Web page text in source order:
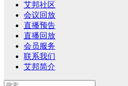
艾邦社区
会议回放
直播预告
直播回放
会员服务
联系我们
艾邦简介